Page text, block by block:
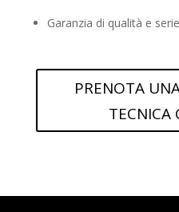
Garanzia di qualità e
PRENOTA
TECNICA